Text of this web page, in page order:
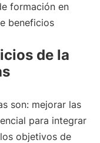
formación en
beneficios
de la
son: mejorar las
para integrar
objetivos de